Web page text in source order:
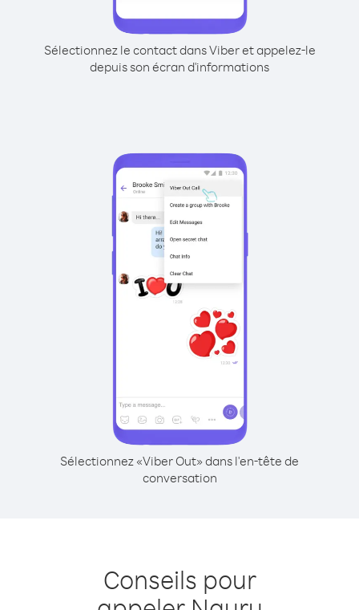
Sélectionnez le contact dans Viber et appelez-le
depuis son écran d'informations
Sélectionnez «Viber Out» dans l'en-tête de
conversation
Conseils pour